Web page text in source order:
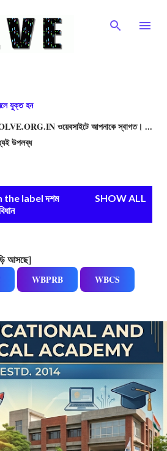
to main content
যুক্ত হন
ওয়েবসাইটে আপনাকে স্বাগত। ....বিভিন্ন
the labelদশম
SHOW ALL
আসছে]
WBPRB WBCS